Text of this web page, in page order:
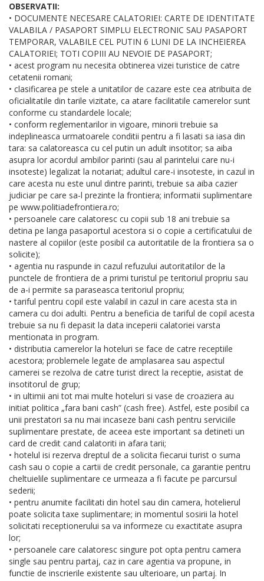
OBSERVATII:
• DOCUMENTE NECESARE CALATORIEI: CARTE DE IDENTITATE
VALABILA / PASAPORT SIMPLU ELECTRONIC SAU PASAPORT
TEMPORAR, VALABILE CEL PUTIN 6 LUNI DE LA INCHEIEREA
CALATORIEI; TOTI COPIII AU NEVOIE DE PASAPORT;
• acest program nu necesita obtinerea vizei turistice de catre
cetatenii romani;
• clasificarea pe stele a unitatilor de cazare este cea atribuita de
oficialitatile din tarile vizitate, ca atare facilitatile camerelor sunt
conforme cu standardele locale;
• conform reglementarilor in vigoare, minorii trebuie sa
indeplineasca urmatoarele conditii pentru a fi lasati sa iasa din
tara: sa calatoreasca cu cel putin un adult insotitor; sa aiba
asupra lor acordul ambilor parinti (sau al parintelui care nu-i
insoteste) legalizat la notariat; adultul care-i insoteste, in cazul in
care acesta nu este unul dintre parinti, trebuie sa aiba cazier
judiciar pe care sa-l prezinte la frontiera; informatii suplimentare
pe www.politiadefrontiera.ro;
• persoanele care calatoresc cu copii sub 18 ani trebuie sa
detina pe langa pasaportul acestora si o copie a certificatului de
nastere al copiilor (este posibil ca autoritatile de la frontiera sa o
solicite);
• agentia nu raspunde in cazul refuzului autoritatilor de la
punctele de frontiera de a primi turistul pe teritoriul propriu sau
de a-i permite sa paraseasca teritoriul propriu;
• tariful pentru copil este valabil in cazul in care acesta sta in
camera cu doi adulti. Pentru a beneficia de tariful de copil acesta
trebuie sa nu fi depasit la data inceperii calatoriei varsta
mentionata in program.
• distributia camerelor la hoteluri se face de catre receptiile
acestora; problemele legate de amplasarea sau aspectul
camerei se rezolva de catre turist direct la receptie, asistat de
insotitorul de grup;
• in ultimii ani tot mai multe hoteluri si vase de croaziera au
initiat politica „fara bani cash” (cash free). Astfel, este posibil ca
unii prestatori sa nu mai incaseze bani cash pentru serviciile
suplimentare prestate, de aceea este important sa detineti un
card de credit cand calatoriti in afara tarii;
• hotelul isi rezerva dreptul de a solicita fiecarui turist o suma
cash sau o copie a cartii de credit personale, ca garantie pentru
cheltuielile suplimentare ce urmeaza a fi facute pe parcursul
sederii;
• pentru anumite facilitati din hotel sau din camera, hotelierul
poate solicita taxe suplimentare; in momentul sosirii la hotel
solicitati receptionerului sa va informeze cu exactitate asupra
lor;
• persoanele care calatoresc singure pot opta pentru camera
single sau pentru partaj, caz in care agentia va propune, in
functie de inscrierile existente sau ulterioare, un partaj. In